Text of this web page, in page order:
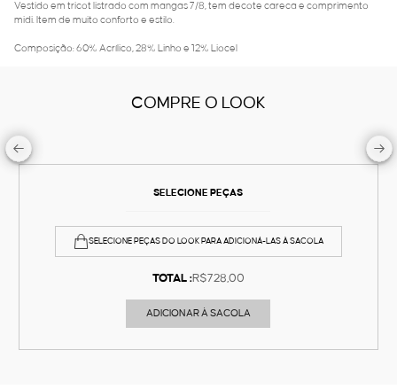
Vestido em tricot listrado com mangas 7/8, tem decote careca e comprimento
midi. Item de muito conforto e estilo.
Composição: 60% Acrílico, 28% Linho e 12% Liocel
COMPRE O LOOK
SELECIONE PEÇAS
SELECIONE PEÇAS DO LOOK PARA ADICIONÁ-LAS À SACOLA
TOTAL :R$728,00
ADICIONAR À SACOLA